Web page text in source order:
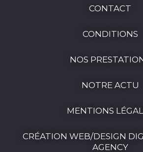
CONTACT
CONDITIONS
NOS
NOTRE ACTU
MENTIONS
CRÉATION WEB/DESIGN
AGENCY